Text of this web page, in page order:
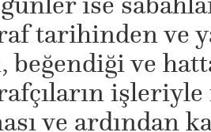
tarihinden ve
beğendiği ve
ve ardından